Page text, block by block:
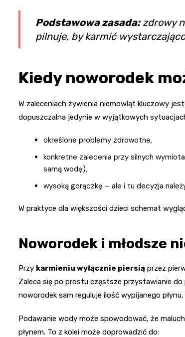
Podstawowa zasada:zdrowy
pilnuje, by karmić
Kiedy noworodek
W zaleceniach żywienia niemowląt kluczowy jest
dopuszczalna jedynie w wyjątkowych
określone problemy zdrowotne,
konkretne zalecenia przy silnych
samą wodę),
wysoką gorączkę – ale i tu decyzja
W praktyce dla większości dzieci schemat
Noworodek i młodsze
Przy karmieniu wyłącznie piersią przez
Zaleca się po prostu częstsze przystawianie do
noworodek sam reguluje ilość wypijanego
Podawanie wody może spowodować, że
płynem. To z kolei może doprowadzić do: